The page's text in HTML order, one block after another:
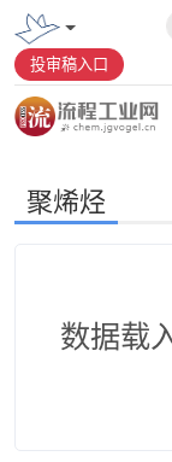
投审稿入口
聚烯烃
数据载